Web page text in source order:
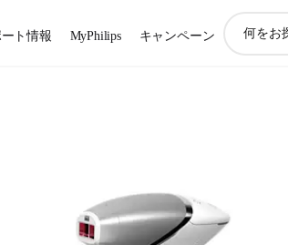
ト情報 MyPhilips キャンペーン